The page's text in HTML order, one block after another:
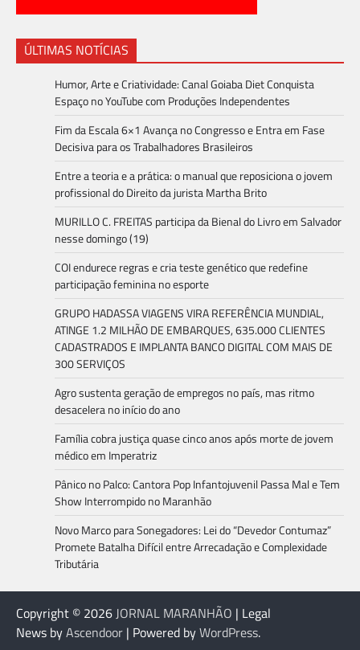
ÚLTIMAS NOTÍCIAS
Humor, Arte e Criatividade: Canal Goiaba Diet Conquista
Espaço no YouTube com Produções Independentes
Fim da Escala 6×1 Avança no Congresso e Entra em Fase
Decisiva para os Trabalhadores Brasileiros
Entre a teoria e a prática: o manual que reposiciona o jovem
profissional do Direito da jurista Martha Brito
MURILLO C. FREITAS participa da Bienal do Livro em Salvador
nesse domingo (19)
COI endurece regras e cria teste genético que redefine
participação feminina no esporte
GRUPO HADASSA VIAGENS VIRA REFERÊNCIA MUNDIAL,
ATINGE 1.2 MILHÃO DE EMBARQUES, 635.000 CLIENTES
CADASTRADOS E IMPLANTA BANCO DIGITAL COM MAIS DE
300 SERVIÇOS
Agro sustenta geração de empregos no país, mas ritmo
desacelera no início do ano
Família cobra justiça quase cinco anos após morte de jovem
médico em Imperatriz
Pânico no Palco: Cantora Pop Infantojuvenil Passa Mal e Tem
Show Interrompido no Maranhão
Novo Marco para Sonegadores: Lei do “Devedor Contumaz”
Promete Batalha Difícil entre Arrecadação e Complexidade
Tributária
Copyright © 2026JORNAL MARANHÃO | Legal
News byAscendoor | Powered byWordPress.